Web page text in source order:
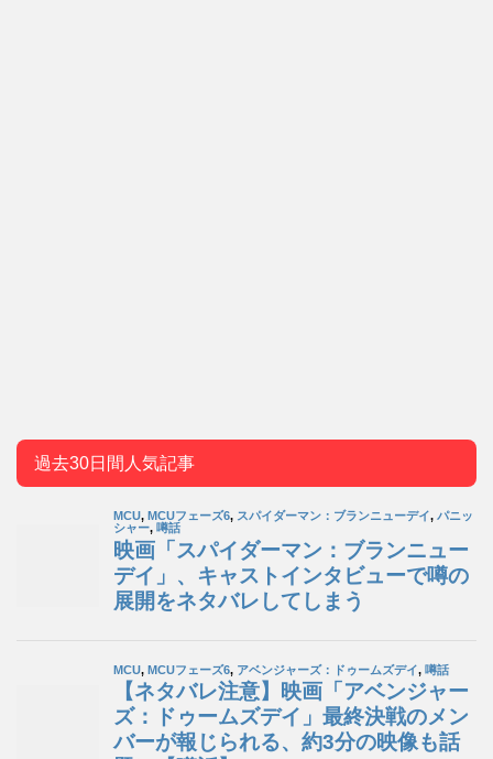
過去30日間人気記事